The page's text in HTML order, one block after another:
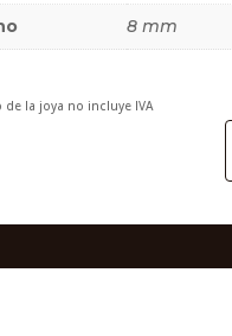
8 mm
de la joya no incluye IVA